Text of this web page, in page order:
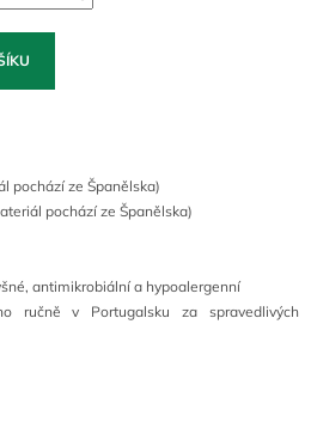
pochází ze Španělska)
pochází ze Španělska)
antimikrobiální a hypoalergenní
ručně v Portugalsku za spravedlivých